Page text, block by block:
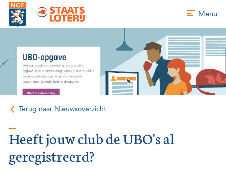
Menu
Terug naar Nieuwsoverzicht
Heeft jouw club de UBO's al
geregistreerd?